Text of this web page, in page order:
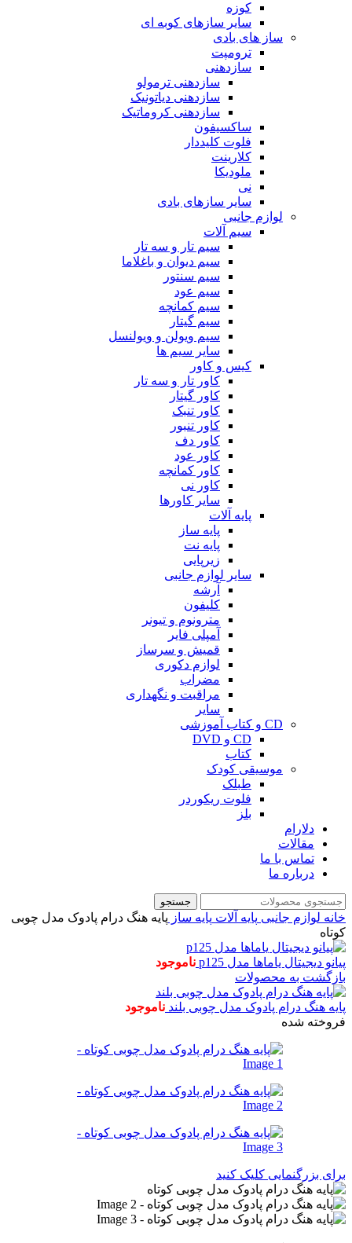
کوزه
سایر سازهای کوبه ای
ساز های بادی
ترومپت
سازدهنی
سازدهنی ترمولو
سازدهنی دیاتونیک
سازدهنی کروماتیک
ساکسیفون
فلوت کلیددار
کلارینت
ملودیکا
نی
سایر سازهای بادی
لوازم جانبی
سیم آلات
سیم تار و سه تار
سیم دیوان و باغلاما
سیم سنتور
سیم عود
سیم کمانچه
سیم گیتار
سیم ویولن و ویولنسل
سایر سیم ها
کیس و کاور
کاور تار و سه تار
کاور گیتار
کاور تنبک
کاور تنبور
کاور دف
کاور عود
کاور کمانچه
کاور نی
سایر کاورها
پایه آلات
پایه ساز
پایه نت
زیرپایی
سایر لوازم جانبی
آرشه
کلیفون
مترونوم و تیونر
آمپلی فایر
قمیش و سرساز
لوازم دکوری
مضراب
مراقبت و نگهداری
سایر
CD و کتاب آموزشی
CD و DVD
کتاب
موسیقی کودک
طبلک
فلوت ریکوردر
بلز
دلارام
مقالات
تماس با ما
درباره ما
جستجو
خانه لوازم جانبی پایه آلات پایه ساز پایه هنگ درام پادوک مدل چوبی
کوتاه
پیانو دیجیتال یاماها مدل p125
ناموجود
بازگشت به محصولات
پایه هنگ درام پادوک مدل چوبی بلند ناموجود
فروخته شده
برای بزرگنمایی کلیک کنید